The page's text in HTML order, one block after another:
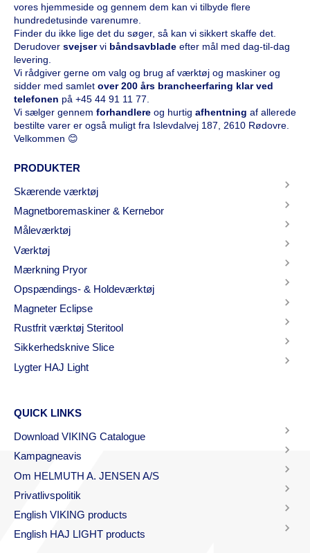
vores hjemmeside og gennem dem kan vi tilbyde flere
hundredetusinde varenumre.
Finder du ikke lige det du søger, så kan vi sikkert skaffe det.
Derudover svejservi båndsavblade efter mål med dag-til-dag
levering.
Vi rådgiver gerne om valg og brug af værktøj og maskiner og
sidder med samlet over 200 års brancheerfaring klar ved
telefonen på +45 44 91 11 77
Vi sælger gennem forhandlere og hurtig afhentning af allerede
bestilte varer er også muligt fra Islevdalvej 187, 2610 Rødovre.
Velkommen 😊
PRODUKTER
Skærende værktøj
Magnetboremaskiner & Kernebor
Måleværktøj
Værktøj
Mærkning Pryor
Opspændings- & Holdeværktøj
Magneter Eclipse
Rustfrit værktøj Steritool
Sikkerhedsknive Slice
Lygter HAJ Light
QUICK LINKS
Download VIKING Catalogue
Kampagneavis
Om HELMUTH A. JENSEN A/S
Privatlivspolitik
English VIKING products
English HAJ LIGHT products